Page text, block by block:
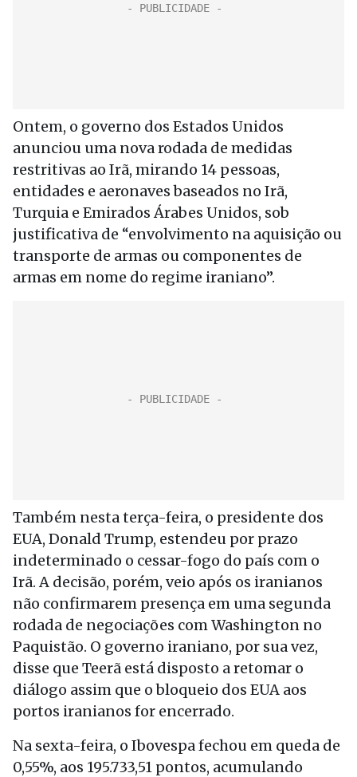
Ontem, o governo dos Estados Unidos
anunciou uma nova rodada de medidas
restritivas ao Irã, mirando 14 pessoas,
entidades e aeronaves baseados no Irã,
Turquia e Emirados Árabes Unidos, sob
justificativa de “envolvimento na aquisição ou
transporte de armas ou componentes de
armas em nome do regime iraniano”.
Também nesta terça-feira, o presidente dos
EUA, Donald Trump, estendeu por prazo
indeterminado o cessar-fogo do país com o
Irã. A decisão, porém, veio após os iranianos
não confirmarem presença em uma segunda
rodada de negociações com Washington no
Paquistão. O governo iraniano, por sua vez,
disse que Teerã está disposto a retomar o
diálogo assim que o bloqueio dos EUA aos
portos iranianos for encerrado.
Na sexta-feira, o Ibovespa fechou em queda de
0,55%, aos 195.733,51 pontos, acumulando